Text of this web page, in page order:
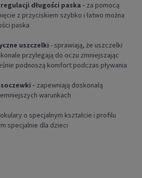
długości paska - za pomocą
z przyciskiem szybko i łatwo można
paska
uszczelki - sprawiają, że uszczelki
przylegają do oczu zmniejszając
podnoszą komfort podczas pływania
- zapewniają doskonałą
warunkach
okulary o specjalnym kształcie i profilu
specjalnie dla dzieci